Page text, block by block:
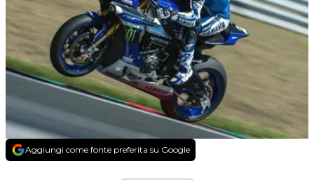
Aggiungi come fonte preferita su Google